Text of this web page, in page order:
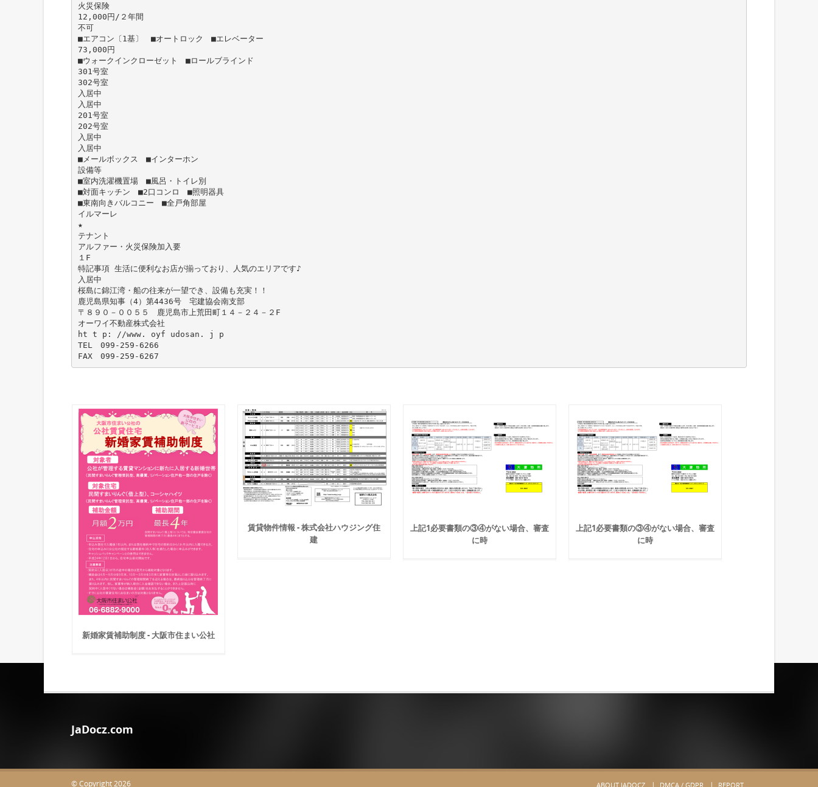
火災保険
12,000円/２年間
不可
■エアコン〔1基〕 ■オートロック ■エレベーター
73,000円
■ウォークインクローゼット ■ロールブラインド
301号室
302号室
入居中
入居中
201号室
202号室
入居中
入居中
■メールボックス ■インターホン
設備等
■室内洗濯機置場 ■風呂・トイレ別
■対面キッチン ■2口コンロ ■照明器具
■東南向きバルコニー ■全戸角部屋
イルマーレ
★
テナント
アルファー・火災保険加入要
１F
特記事項 生活に便利なお店が揃っており、人気のエリアです♪
入居中
桜島に錦江湾・船の往来が一望でき、設備も充実！！
鹿児島県知事（4）第4436号 宅建協会南支部
〒８９０－００５５ 鹿児島市上荒田町１４－２４－２F
オーワイ不動産株式会社
ht t p: //www. oyf udosan. j p
TEL 099-259-6266
新婚家賃補助制度 - 大阪市住まい公社
賃貸物件情報 - 株式会社ハウジング住
建
上記1必要書類の③④がない場合、審査
に時
上記1必要書類の③④がない場合、審査
に時
JaDocz.com
© Copyright 2026 ABOUT JADOCZ DMCA / GDPR REPORT